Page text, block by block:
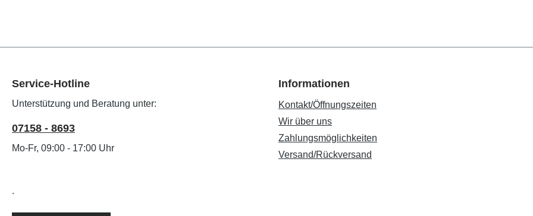
Service-Hotline
Unterstützung und Beratung unter:
07158 - 8693
Mo-Fr, 09:00 - 17:00 Uhr
.
Informationen
Kontakt/Öffnungszeiten
Wir über uns
Zahlungsmöglichkeiten
Versand/Rückversand